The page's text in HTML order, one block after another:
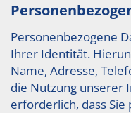
Personenbezogene
Ihrer Identität.
Name, Adresse,
die Nutzung unserer
erforderlich, dass